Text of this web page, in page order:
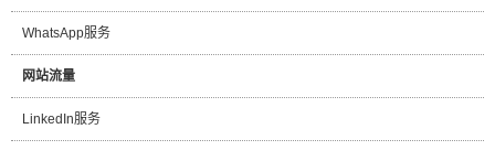
WhatsApp服务
网站流量
LinkedIn服务